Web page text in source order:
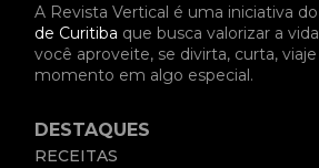
A Revista Vertical é uma iniciativa do
de Curitiba que busca valorizar a
você aproveite, se divirta, curta,
momento em algo especial.
DESTAQUES
RECEITAS